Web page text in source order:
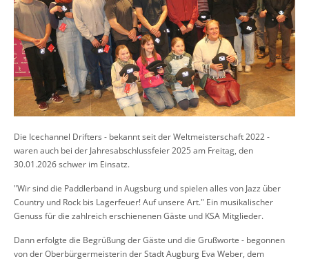
Die Icechannel Drifters - bekannt seit der Weltmeisterschaft 2022 -
waren auch bei der Jahresabschlussfeier 2025 am Freitag, den
30.01.2026 schwer im Einsatz.
"Wir sind die Paddlerband in Augsburg und spielen alles von Jazz über
Country und Rock bis Lagerfeuer! Auf unsere Art." Ein musikalischer
Genuss für die zahlreich erschienenen Gäste und KSA Mitglieder.
Dann erfolgte die Begrüßung der Gäste und die Grußworte - begonnen
von der Oberbürgermeisterin der Stadt Augburg Eva Weber, dem